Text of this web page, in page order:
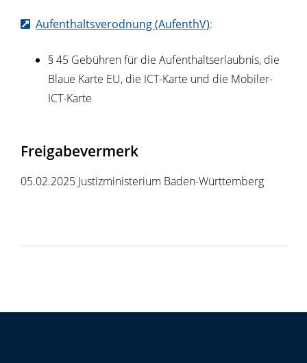
Aufenthaltsverodnung (AufenthV):
§ 45 Gebühren für die Aufenthaltserlaubnis, die
Blaue Karte EU, die ICT-Karte und die Mobiler-
ICT-Karte
Freigabevermerk
05.02.2025 Justizministerium Baden-Württemberg